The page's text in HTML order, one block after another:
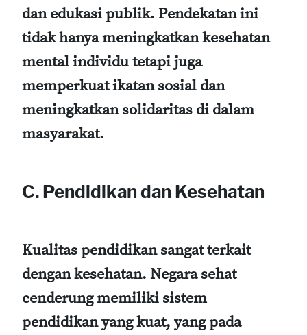
dan edukasi publik. Pendekatan ini
tidak hanya meningkatkan kesehatan
mental individu tetapi juga
memperkuat ikatan sosial dan
meningkatkan solidaritas di dalam
masyarakat.
C. Pendidikan dan Kesehatan
Kualitas pendidikan sangat terkait
dengan kesehatan. Negara sehat
cenderung memiliki sistem
pendidikan yang kuat, yang pada